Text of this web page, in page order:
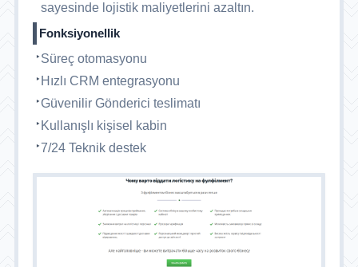
sayesinde lojistik maliyetlerini azaltın.
Fonksiyonellik
Süreç otomasyonu
Hızlı CRM entegrasyonu
Güvenilir Gönderici teslimatı
Kullanışlı kişisel kabin
7/24 Teknik destek